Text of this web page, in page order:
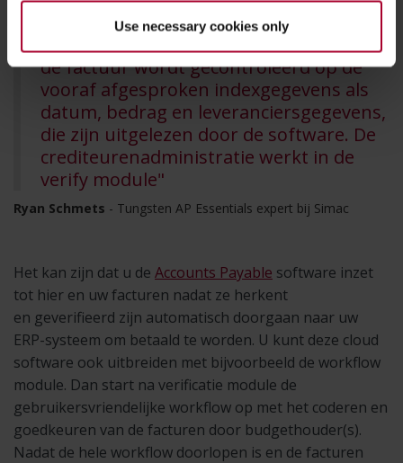
Use necessary cookies only
"De verificatie module zorgt ervoor dat
de factuur wordt gecontroleerd op de
vooraf afgesproken indexgegevens als
datum, bedrag en leveranciersgegevens,
die zijn uitgelezen door de software. De
crediteurenadministratie werkt in de
verify module"
Ryan Schmets - Tungsten AP Essentials expert bij Simac
Het kan zijn dat u de Accounts Payable software inzet
tot hier en uw facturen nadat ze herkent
en geverifieerd zijn automatisch doorgaan naar uw
ERP-systeem om betaald te worden. U kunt deze cloud
software ook uitbreiden met bijvoorbeeld de workflow
module. Dan start na verificatie module de
gebruikersvriendelijke workflow op met het coderen en
goedkeuren van de facturen door budgethouder(s).
Nadat de hele workflow doorlopen is en de facturen